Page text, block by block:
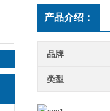
产品介绍：
品牌
类型